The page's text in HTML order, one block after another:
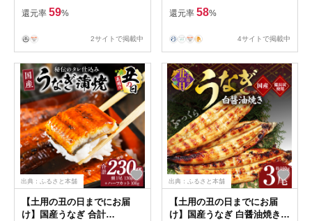
リピート リピーター【m06-
24-B】【株式会社夢職人】
還元率 59%
2サイトで掲載中
だけ 簡単調理】 kgp0039-1d
還元率 58%
4サイトで掲載中
出典：ふるさと本舗
【土用の丑の日までにお届
け】国産うなぎ 合計
出典：ふるさと本舗
【土用の丑の日までにお届
け】国産うなぎ 白醤油焼き